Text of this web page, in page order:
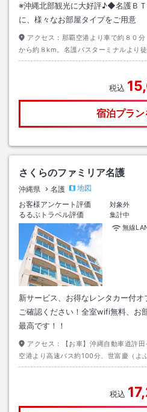
※沖縄北部観光に大好評♪◆名護Ｂ
に、様々なお部屋タイプをご用意
アクセス： 那覇空港より車で約８０
から約８km。名護バスターミナルより
税込
宿泊プラン
さくらのファミリア名護
沖縄県 名護
地図
お客様アンケート評価
対象外
るるぶトラベル評価
集計中
無線
新サービス、お得なレンタカー付
ご確認ください！全室wifi無料、お
最高です！！
アクセス：
【お車】沖縄自動車道許
空港より高速バス約100分、世富慶（よ
税込